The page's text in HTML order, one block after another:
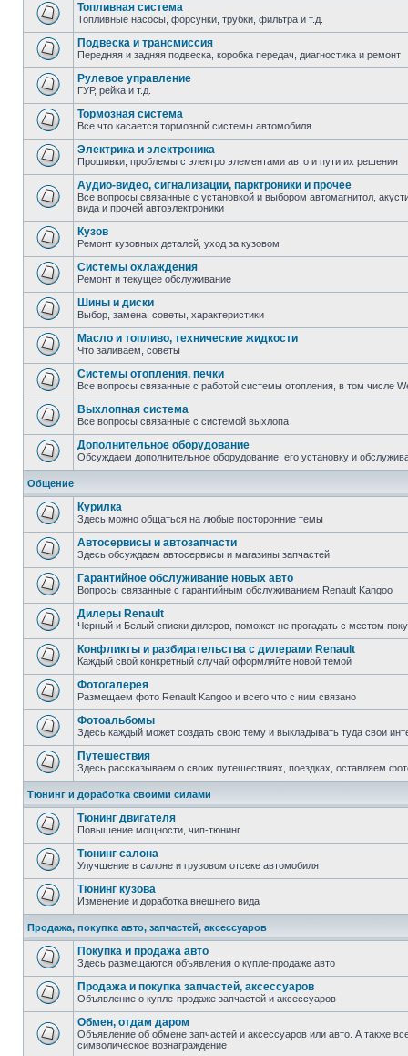
Топливная система
Топливные насосы, форсунки, трубки, фильтра и т.д.
Подвеска и трансмиссия
Передняя и задняя подвеска, коробка передач, диагностика и ремонт
Рулевое управление
ГУР, рейка и т.д.
Тормозная система
Все что касается тормозной системы автомобиля
Электрика и электроника
Прошивки, проблемы с электро элементами авто и пути их решения
Аудио-видео, сигнализации, парктроники и прочее
Все вопросы связанные с установкой и выбором автомагнитол,
вида и прочей автоэлектроники
Кузов
Ремонт кузовных деталей, уход за кузовом
Системы охлаждения
Ремонт и текущее обслуживание
Шины и диски
Выбор, замена, советы, характеристики
Масло и топливо, технические жидкости
Что заливаем, советы
Системы отопления, печки
Все вопросы связанные с работой системы отопления, в том числе
Выхлопная система
Все вопросы связанные с системой выхлопа
Дополнительное оборудование
Обсуждаем дополнительное оборудование, его установку и
Общение
Курилка
Здесь можно общаться на любые посторонние темы
Автосервисы и автозапчасти
Здесь обсуждаем автосервисы и магазины запчастей
Гарантийное обслуживание новых авто
Вопросы связанные с гарантийным обслуживанием Renault Kangoo
Дилеры Renault
Черный и Белый списки дилеров, поможет не прогадать с местом
Конфликты и разбирательства с дилерами Renault
Каждый свой конкретный случай оформляйте новой темой
Фотогалерея
Размещаем фото Renault Kangoo и всего что с ним связано
Фотоальбомы
Здесь каждый может создать свою тему и выкладывать туда свои
Путешествия
Здесь рассказываем о своих путешествиях, поездках, оставляем
Тюнинг и доработка своими силами
Тюнинг двигателя
Повышение мощности, чип-тюнинг
Тюнинг салона
Улучшение в салоне и грузовом отсеке автомобиля
Тюнинг кузова
Изменение и доработка внешнего вида
Продажа, покупка авто, запчастей, аксессуаров
Покупка и продажа авто
Здесь размещаются объявления о купле-продаже авто
Продажа и покупка запчастей, аксессуаров
Объявление о купле-продаже запчастей и аксессуаров
Обмен, отдам даром
Объявление об обмене запчастей и аксессуаров или авто. А также
символическое вознаграждение